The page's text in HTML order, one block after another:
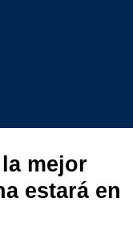
mejor
estará en